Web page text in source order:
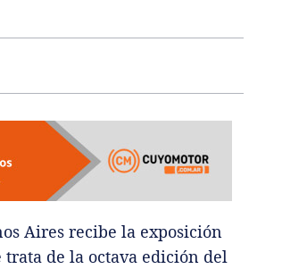
Aires recibe la exposición
de la octava edición del